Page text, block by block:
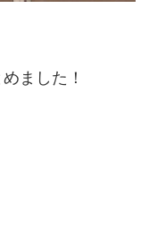
ました！